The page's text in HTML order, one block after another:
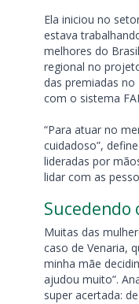
Ela iniciou no
estava
melhores do
regional no
das premiadas no
com o sistema
“Para atuar no
cuidadoso”,
lideradas por
lidar com as
Sucedendo
Muitas das
caso de Venaria,
minha mãe
ajudou muito”.
super acertada: